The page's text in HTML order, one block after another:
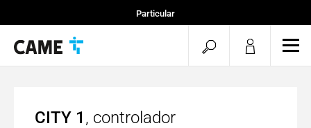
Particular
CITY 1 , controlador